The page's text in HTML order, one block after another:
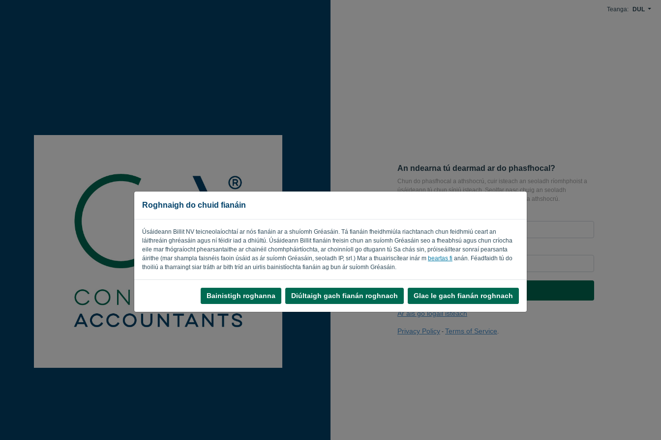
Roghnaigh do chuid fianáin
Úsáideann Billit NV teicneolaíochtaí ar nós fianáin ar a shuíomh Gréasáin. Tá fianáin fheidhmiúla riachtanach chun feidhmiú ceart an
láithreáin ghréasáin agus ní féidir iad a dhiúltú. Úsáideann Billit fianáin freisin chun an suíomh Gréasáin seo a fheabhsú agus chun críocha
eile mar fhógraíocht phearsantaithe ar chainéil chomhpháirtíochta, ar choinníoll go dtugann tú Sa chás sin, próiseáiltear sonraí pearsanta
áirithe (mar shampla faisnéis faoin úsáid as ár suíomh Gréasáin, seoladh IP, srl.) Mar a thuairiscítear inár m beartas fi anán. Féadfaidh tú do
thoiliú a tharraingt siar tráth ar bith tríd an uirlis bainistíochta fianáin ag bun ár suíomh Gréasáin.
Bainistigh roghanna Diúltaigh gach fianán roghnach Glac le gach fianán roghnach
Teanga: DUL
An ndearna tú dearmad ar do phasfhocal?
Chun do phasfhocal a athshocrú, cuir isteach an seoladh ríomhphoist a
úsáideann tú chun síniú isteach. Seolfar nasc chuig an seoladh
ríomhphoist seo, rud a ligfidh duit do phasfhocal a athshocrú.
Nach ríomhaire tú? Líon isteach ' '.
SEOL NASC
Ar ais go logáil isteach
Privacy Policy - Terms of Service